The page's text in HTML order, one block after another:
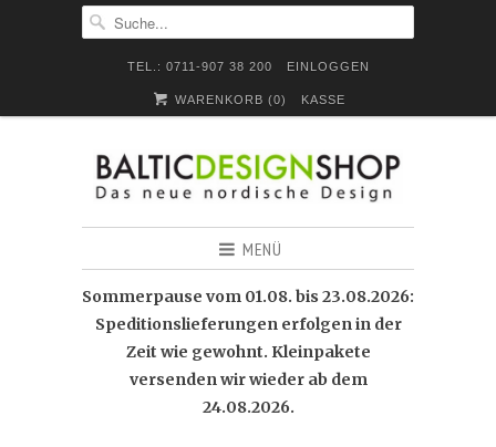
TEL.: 0711-907 38 200 EINLOGGEN
WARENKORB (0) KASSE
MENÜ
Sommerpause vom 01.08. bis 23.08.2026:
Speditionslieferungen erfolgen in der
Zeit wie gewohnt. Kleinpakete
versenden wir wieder ab dem
24.08.2026.